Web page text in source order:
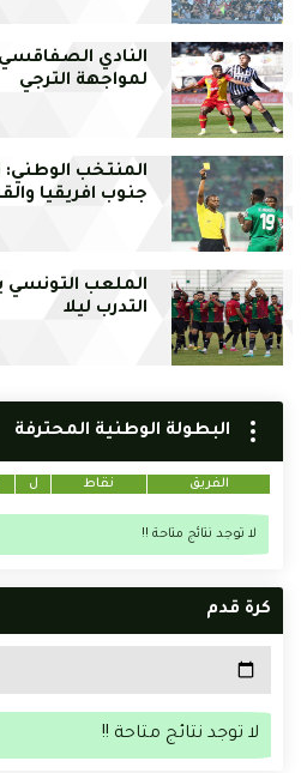
النادي
لمواجهة الترجي
المنتخب
جنوب افريقيا
الملعب التونسي
التدرب ليلا
البطولة الوطنية المحترفة
الفريق نقاط ل
لا توجد نتائج متاحة !!
كرة قدم
لا توجد نتائج متاحة !!